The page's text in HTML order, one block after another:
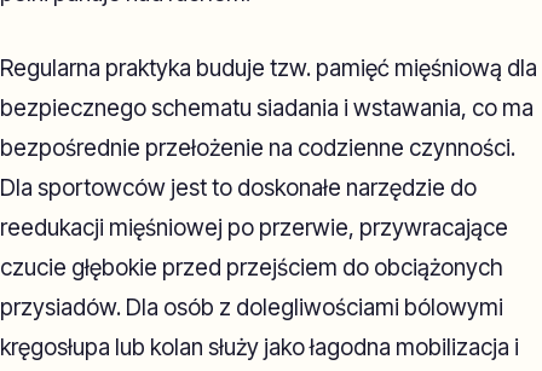
Regularna praktyka buduje tzw. pamięć mięśniową dla
bezpiecznego schematu siadania i wstawania, co ma
bezpośrednie przełożenie na codzienne czynności.
Dla sportowców jest to doskonałe narzędzie do
reedukacji mięśniowej po przerwie, przywracające
czucie głębokie przed przejściem do obciążonych
przysiadów. Dla osób z dolegliwościami bólowymi
kręgosłupa lub kolan służy jako łagodna mobilizacja i